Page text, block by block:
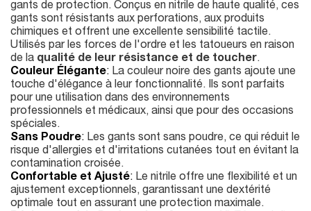
gants de protection. Conçus en nitrile de haute qualité, ces
gants sont résistants aux perforations, aux produits
chimiques et offrent une excellente sensibilité tactile.
Utilisés par les forces de l'ordre et les tatoueurs en raison
de la qualité de leur résistance et de toucher.
Couleur Élégante: La couleur noire des gants ajoute une
touche d'élégance à leur fonctionnalité. Ils sont parfaits
pour une utilisation dans des environnements
professionnels et médicaux, ainsi que pour des occasions
spéciales.
Sans Poudre: Les gants sont sans poudre, ce qui réduit le
risque d'allergies et d'irritations cutanées tout en évitant la
contamination croisée.
Confortable et Ajusté: Le nitrile offre une flexibilité et un
ajustement exceptionnels, garantissant une dextérité
optimale tout en assurant une protection maximale.